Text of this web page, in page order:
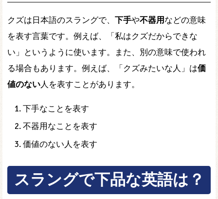
クズは日本語のスラングで、 下手や不器用などの意味
を表す言葉です。例えば、「私はクズだからできな
い」というように使います。また、別の意味で使われ
る場合もあります。例えば、「クズみたいな人」は価
値のない人を表すことがあります。
下手なことを表す
不器用なことを表す
価値のない人を表す
スラングで下品な英語は？